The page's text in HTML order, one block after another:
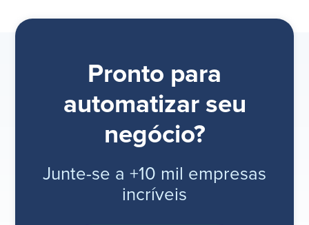
Pronto para
automatizar seu
negócio?
Junte-se a +10 mil empresas
incríveis